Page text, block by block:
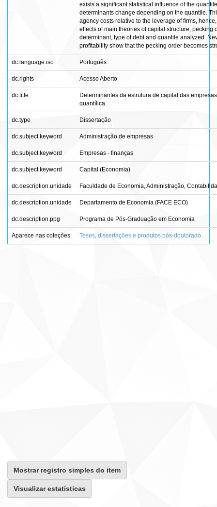
exists a significant statistical influence of the
determinants change depending on the quantile.
agency costs relative to the leverage of firms,
effects of main theories of capital structure,
determinant, type of debt and quantile analyzed.
profitability show that the pecking order becomes
dc.language.iso Português
dc.rights Acesso Aberto
dc.title
Determinantes da estrutura de capital das
quantílica
dc.type Dissertação
dc.subject.keyword Administração de empresas
dc.subject.keyword Empresas - finanças
dc.subject.keyword Capital (Economia)
dc.description.unidade Faculdade de Economia, Administração,
dc.description.unidade Departamento de Economia (FACE ECO)
dc.description.ppg Programa de Pós-Graduação em Economia
Aparece nas coleções: Teses, dissertações e produtos pós-doutorado
Mostrar registro simples do item
Visualizar estatísticas